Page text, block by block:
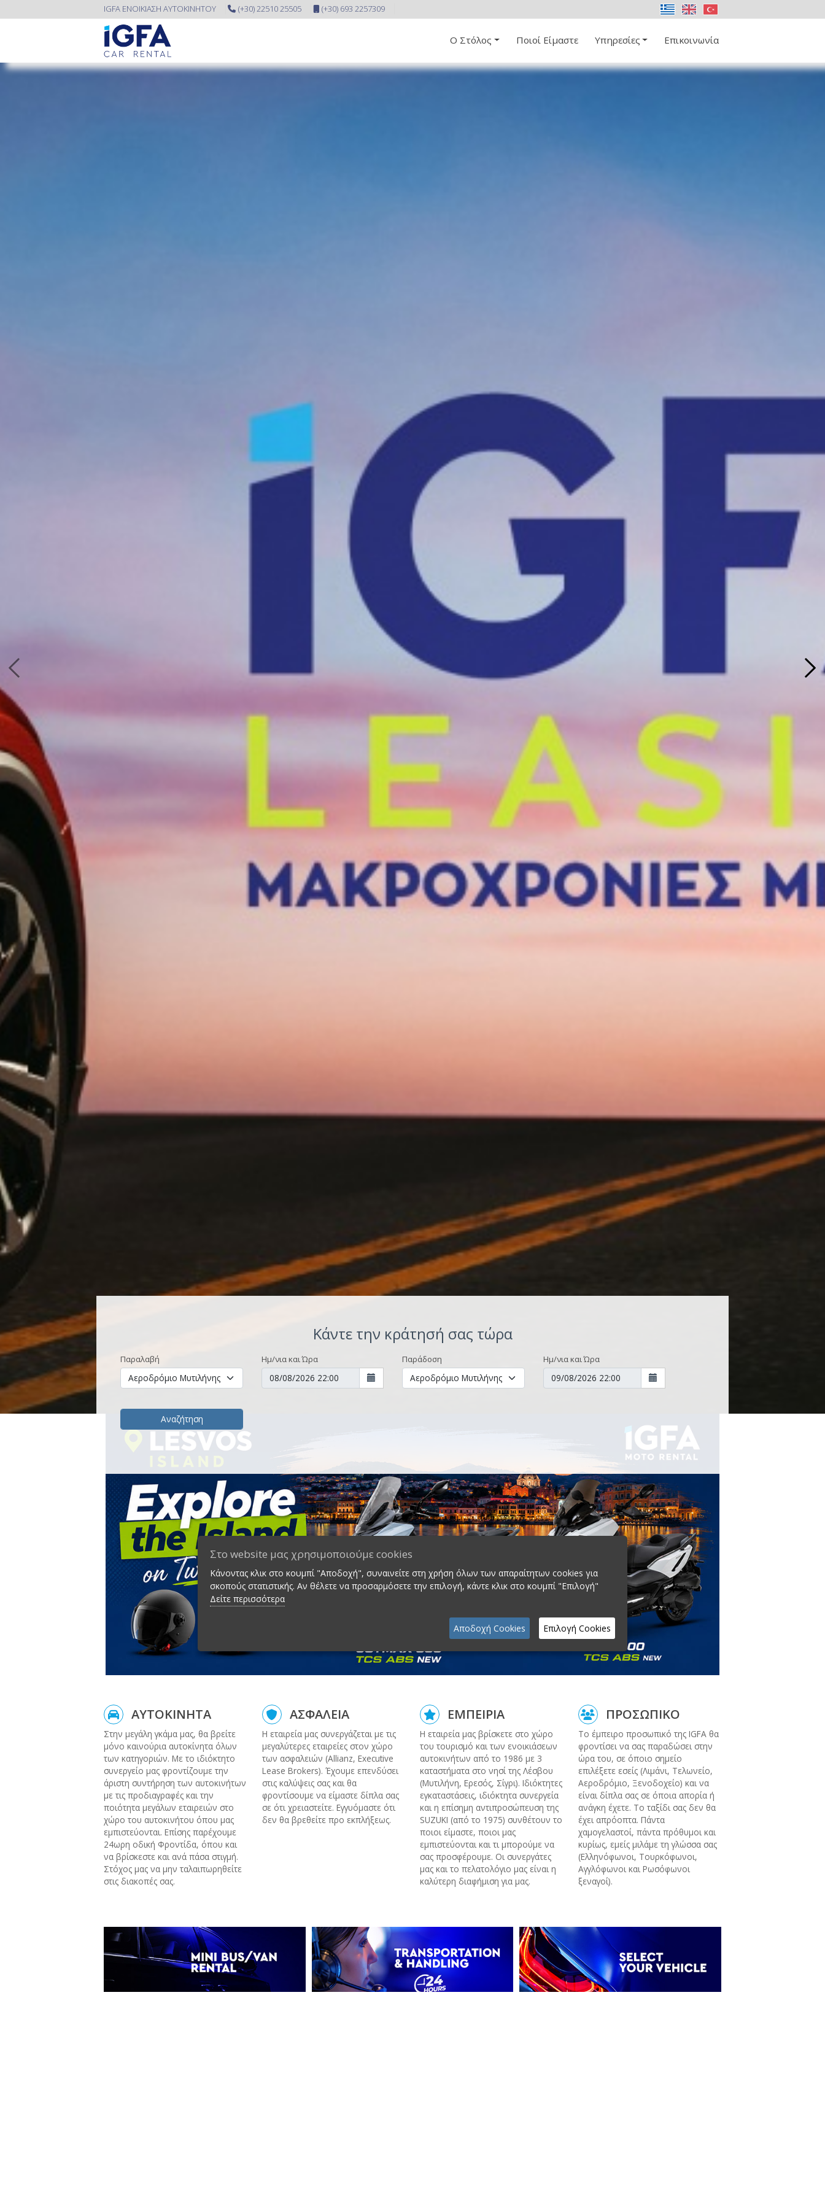
IGFA ΕΝΟΙΚΙΑΣΗ ΑΥΤΟΚΙΝΗΤΟΥ (+30) 22510 25505 (+30) 693 2257309
Ο Στόλος Ποιοί Είμαστε Υπηρεσίες Επικοινωνία
Κάντε την κράτησή σας τώρα
Παραλαβή Ημ/νια και Ώρα Παράδοση Ημ/νια και Ώρα
Αναζήτηση
ΑΥΤΟΚΙΝΗΤΑ
Στην μεγάλη γκάμα μας, θα βρείτε
μόνο καινούρια αυτοκίνητα όλων
των κατηγοριών. Με το ιδιόκτητο
συνεργείο μας φροντίζουμε την
άριστη συντήρηση των αυτοκινήτων
με τις προδιαγραφές και την
ποιότητα μεγάλων εταιρειών στο
χώρο του αυτοκινήτου όπου μας
εμπιστεύονται. Επίσης παρέχουμε
24ωρη οδική Φροντίδα, όπου και
να βρίσκεστε και ανά πάσα στιγμή.
Στόχος μας να μην ταλαιπωρηθείτε
στις διακοπές σας.
ΑΣΦΑΛΕΙΑ
Η εταιρεία μας συνεργάζεται με τις
μεγαλύτερες εταιρείες στον χώρο
των ασφαλειών (Allianz, Executive
Lease Brokers). Έχουμε επενδύσει
στις καλύψεις σας και θα
φροντίσουμε να είμαστε δίπλα σας
σε ότι χρειαστείτε. Εγγυόμαστε ότι
δεν θα βρεθείτε προ εκπλήξεως.
ΕΜΠΕΙΡΙΑ
Η εταιρεία μας βρίσκετε στο χώρο
του τουρισμό και των ενοικιάσεων
αυτοκινήτων από το 1986 με 3
καταστήματα στο νησί της Λέσβου
(Μυτιλήνη, Ερεσός, Σίγρι). Ιδιόκτητες
εγκαταστάσεις, ιδιόκτητα συνεργεία
και η επίσημη αντιπροσώπευση της
SUZUKI (από το 1975) συνθέτουν το
ποιοι είμαστε, ποιοι μας
εμπιστεύονται και τι μπορούμε να
σας προσφέρουμε. Οι συνεργάτες
μας και το πελατολόγιο μας είναι η
καλύτερη διαφήμιση για μας.
ΠΡΟΣΩΠΙΚΟ
Το έμπειρο προσωπικό της IGFA θα
φροντίσει να σας παραδώσει στην
ώρα του, σε όποιο σημείο
επιλέξετε εσείς (Λιμάνι, Τελωνείο,
Αεροδρόμιο, Ξενοδοχείο) και να
είναι δίπλα σας σε όποια απορία ή
ανάγκη έχετε. Το ταξίδι σας δεν θα
έχει απρόοπτα. Πάντα
χαμογελαστοί, πάντα πρόθυμοι και
κυρίως, εμείς μιλάμε τη γλώσσα σας
(Ελληνόφωνοι, Τουρκόφωνοι,
Αγγλόφωνοι και Ρωσόφωνοι
ξεναγοί).
Στο website μας χρησιμοποιούμε cookies
Κάνοντας κλικ στο κουμπί "Αποδοχή", συναινείτε στη χρήση όλων των απαραίτητων cookies για
σκοπούς στατιστικής. Αν θέλετε να προσαρμόσετε την επιλογή, κάντε κλικ στο κουμπί "Επιλογή"
Δείτε περισσότερα
Αποδοχή Cookies Επιλογή Cookies